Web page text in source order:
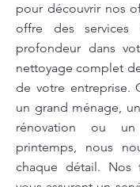
pour découvrir nos
offre des services
profondeur dans
nettoyage complet
de votre entreprise.
un grand ménage,
rénovation ou
printemps, nous
chaque détail. Nos